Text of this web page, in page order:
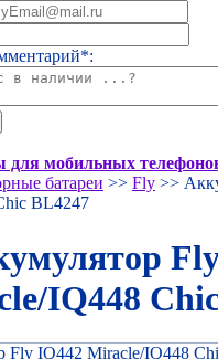
для мобильных
батареи >> Fly >>
BL4247
IQ448